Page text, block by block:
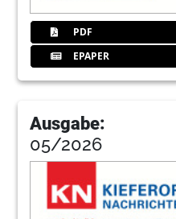
PDF
EPAPER
Ausgabe:
05/2026